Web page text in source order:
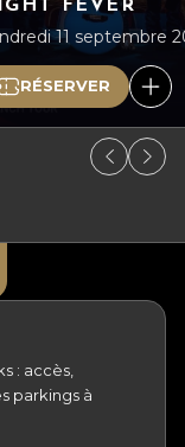
FEVER
11 septembre
RÉSERVER
: accès,
parkings à